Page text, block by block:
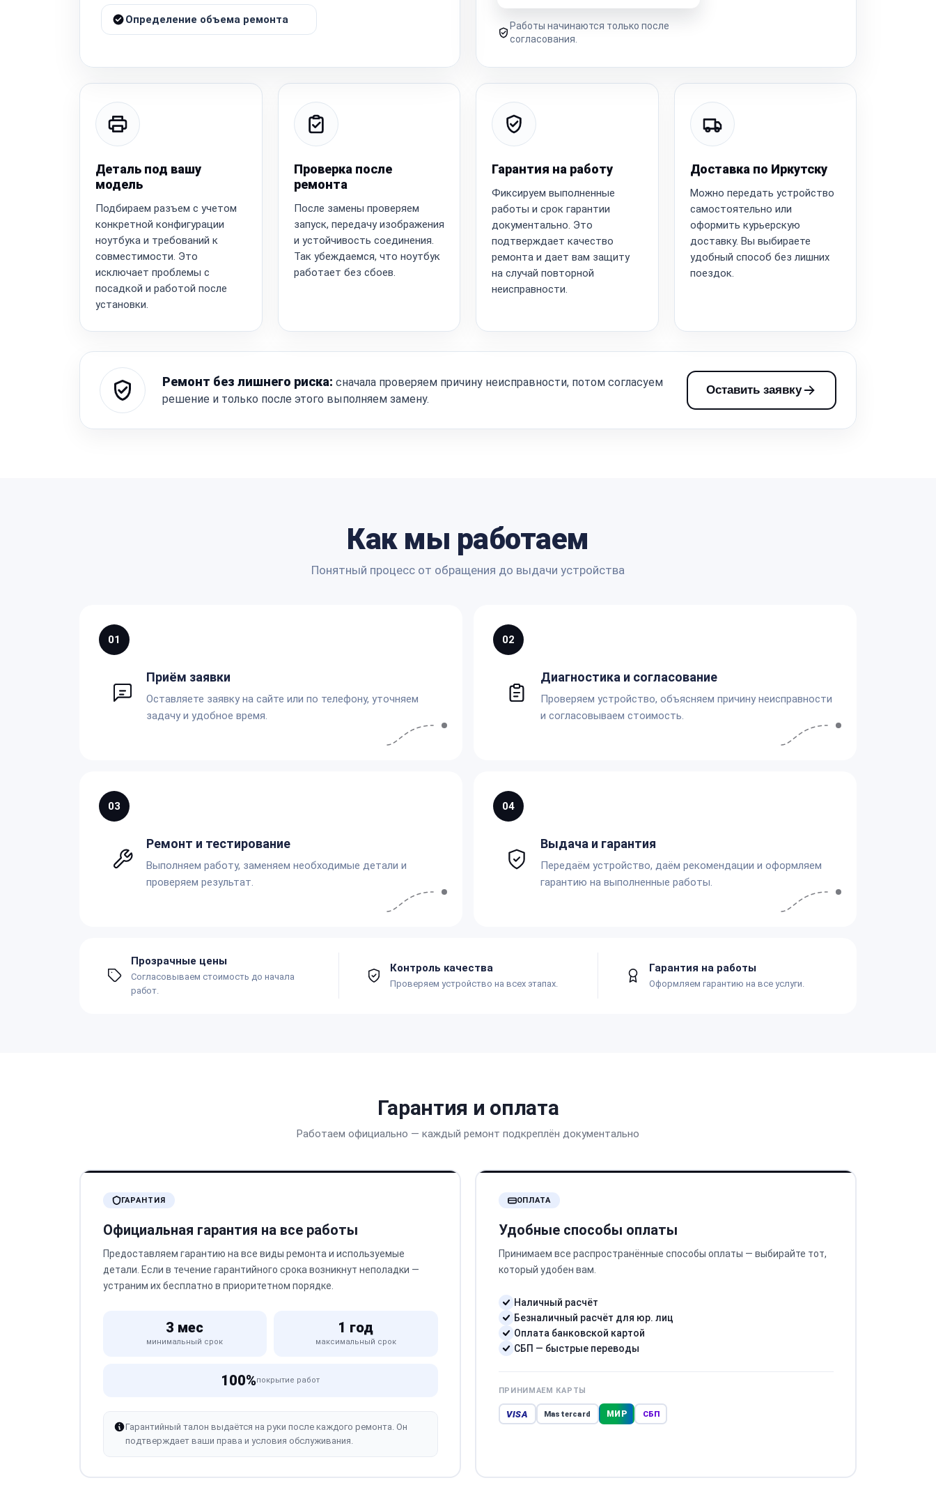
Определение объема ремонта
Работы начинаются только после
согласования.
Деталь под вашу
модель
Подбираем разъем с учетом
конкретной конфигурации
ноутбука и требований к
совместимости. Это
исключает проблемы с
посадкой и работой после
установки.
Проверка после
ремонта
После замены проверяем
запуск, передачу изображения
и устойчивость соединения.
Так убеждаемся, что ноутбук
работает без сбоев.
Гарантия на работу
Фиксируем выполненные
работы и срок гарантии
документально. Это
подтверждает качество
ремонта и дает вам защиту
на случай повторной
неисправности.
Доставка по Иркутску
Можно передать устройство
самостоятельно или
оформить курьерскую
доставку. Вы выбираете
удобный способ без лишних
поездок.
Ремонт без лишнего риска: сначала проверяем причину неисправности, потом согласуем
решение и только после этого выполняем замену.
Оставить заявку
Как мы работаем
Понятный процесс от обращения до выдачи устройства
01
Приём заявки
Оставляете заявку на сайте или по телефону, уточняем
задачу и удобное время.
02
Диагностика и согласование
Проверяем устройство, объясняем причину неисправности
и согласовываем стоимость.
03
Ремонт и тестирование
Выполняем работу, заменяем необходимые детали и
проверяем результат.
04
Выдача и гарантия
Передаём устройство, даём рекомендации и оформляем
гарантию на выполненные работы.
Прозрачные цены
Согласовываем стоимость до начала
работ.
Контроль качества
Проверяем устройство на всех этапах.
Гарантия на работы
Оформляем гарантию на все услуги.
Гарантия и оплата
Работаем официально — каждый ремонт подкреплён документально
ГАРАНТИЯ
Официальная гарантия на все работы
Предоставляем гарантию на все виды ремонта и используемые
детали. Если в течение гарантийного срока возникнут неполадки —
устраним их бесплатно в приоритетном порядке.
3 мес
минимальный срок
1 год
максимальный срок
100%покрытие работ
Гарантийный талон выдаётся на руки после каждого ремонта. Он
подтверждает ваши права и условия обслуживания.
ОПЛАТА
Удобные способы оплаты
Принимаем все распространённые способы оплаты — выбирайте тот,
который удобен вам.
Наличный расчёт
Безналичный расчёт для юр. лиц
Оплата банковской картой
СБП — быстрые переводы
ПРИНИМАЕМ КАРТЫ
VISA Mastercard МИР СБП